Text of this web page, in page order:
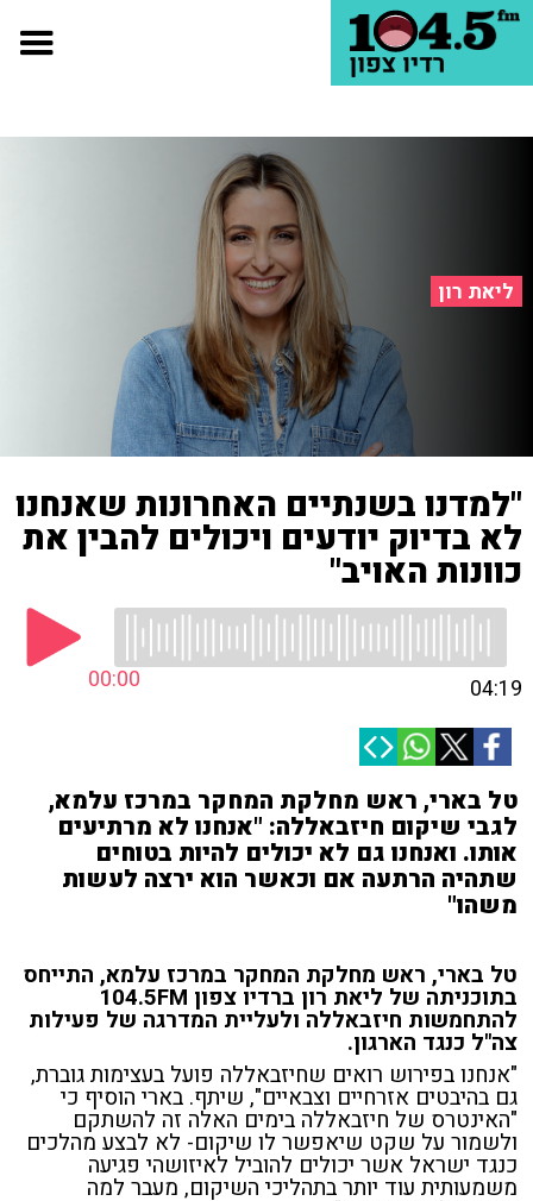
ליאת רון
"למדנו בשנתיים האחרונות שאנחנו
לא בדיוק יודעים ויכולים להבין את
כוונות האויב"
00:00 04:19
טל בארי, ראש מחלקת המחקר במרכז עלמא,
לגבי שיקום חיזבאללה: "אנחנו לא מרתיעים
אותו. ואנחנו גם לא יכולים להיות בטוחים
שתהיה הרתעה אם וכאשר הוא ירצה לעשות
משהו"
טל בארי, ראש מחלקת המחקר במרכז עלמא, התייחס
בתוכניתה של ליאת רון ברדיו צפון 104.5FM
להתחמשות חיזבאללה ולעליית המדרגה של פעילות
צה"ל כנגד הארגון.
"אנחנו בפירוש רואים שחיזבאללה פועל בעצימות גוברת,
גם בהיבטים אזרחיים וצבאיים", שיתף. בארי הוסיף כי
"האינטרס של חיזבאללה בימים האלה זה להשתקם
ולשמור על שקט שיאפשר לו שיקום- לא לבצע מהלכים
כנגד ישראל אשר יכולים להוביל לאיזושהי פגיעה
משמעותית עוד יותר בתהליכי השיקום, מעבר למה